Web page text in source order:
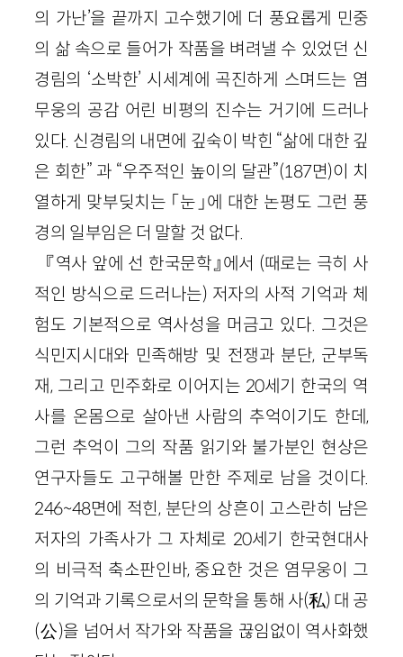
의 가난’을 끝까지 고수했기에 더 풍요롭게 민중
의 삶 속으로 들어가 작품을 벼려낼 수 있었던 신
경림의 ‘소박한’ 시세계에 곡진하게 스며드는 염
무웅의 공감 어린 비평의 진수는 거기에 드러나
있다. 신경림의 내면에 깊숙이 박힌 “삶에 대한 깊
은 회한” 과 “우주적인 높이의 달관”(187면)이 치
열하게 맞부딪치는 「눈」에 대한 논평도 그런 풍
경의 일부임은 더 말할 것 없다.
『역사 앞에 선 한국문학』에서 (때로는 극히 사
적인 방식으로 드러나는) 저자의 사적 기억과 체
험도 기본적으로 역사성을 머금고 있다. 그것은
식민지시대와 민족해방 및 전쟁과 분단, 군부독
재, 그리고 민주화로 이어지는 20세기 한국의 역
사를 온몸으로 살아낸 사람의 추억이기도 한데,
그런 추억이 그의 작품 읽기와 불가분인 현상은
연구자들도 고구해볼 만한 주제로 남을 것이다.
246~48면에 적힌, 분단의 상흔이 고스란히 남은
저자의 가족사가 그 자체로 20세기 한국현대사
의 비극적 축소판인바, 중요한 것은 염무웅이 그
의 기억과 기록으로서의 문학을 통해 사(私) 대 공
(公)을 넘어서 작가와 작품을 끊임없이 역사화했